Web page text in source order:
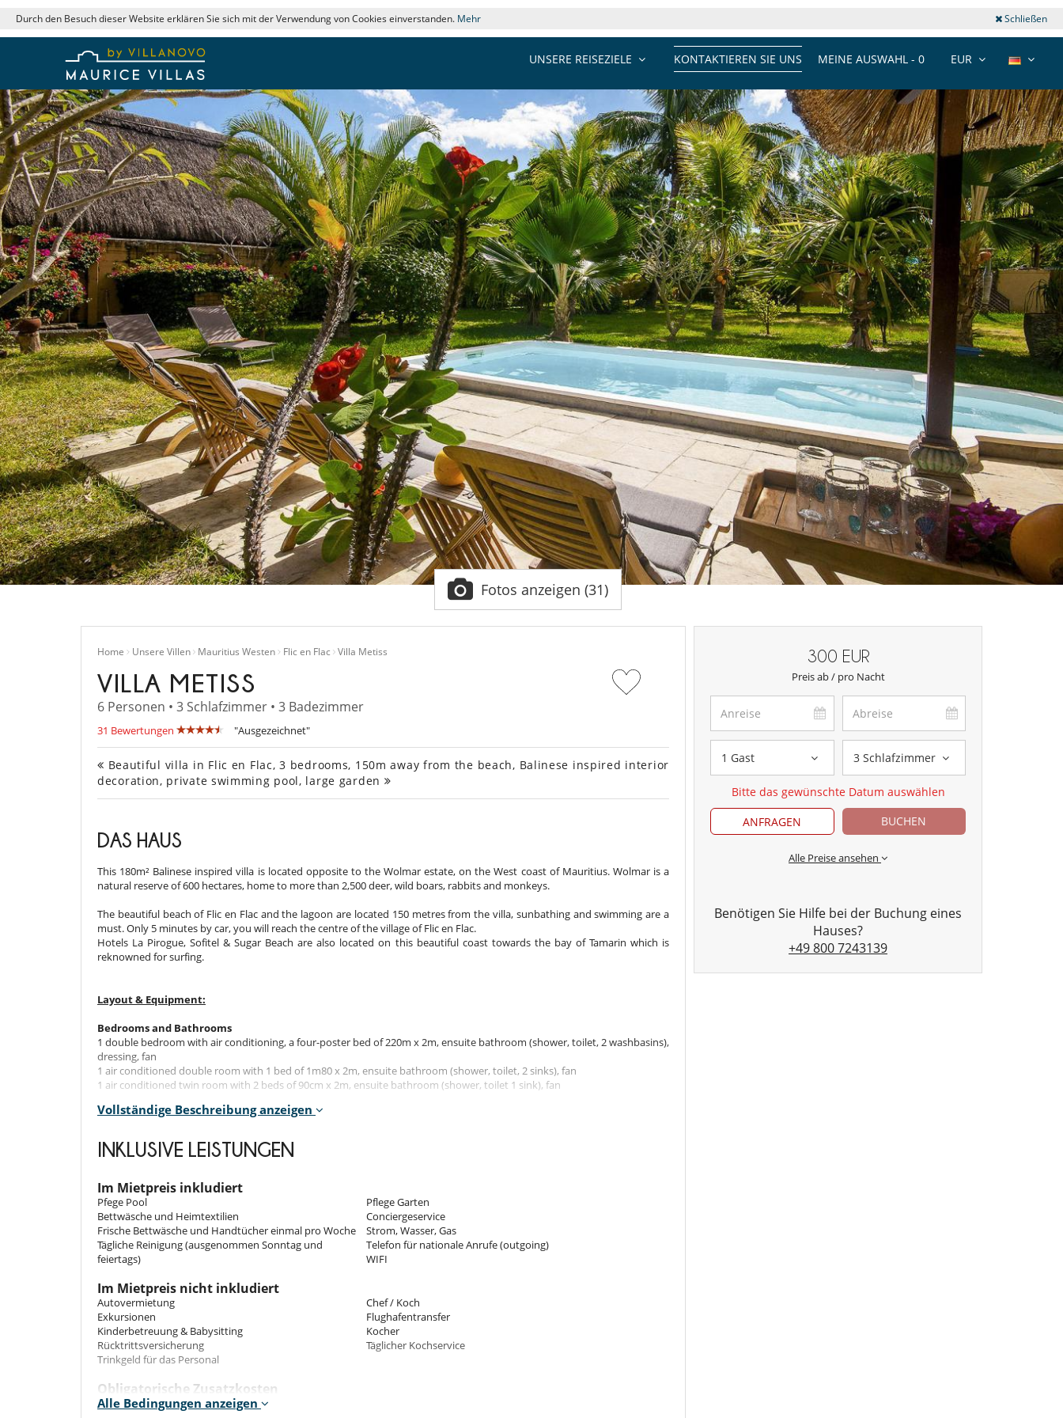
Durch den Besuch dieser Website erklären Sie sich mit der Verwendung von Cookies einverstanden. Mehr Schließen
EUR
MEINE AUSWAHL - 0
KONTAKTIEREN SIE UNS
UNSERE REISEZIELE
Fotos anzeigen (31)
Home Unsere Villen Mauritius Westen Flic en Flac Villa Metiss
VILLA METISS
6 Personen • 3 Schlafzimmer • 3 Badezimmer
31 Bewertungen "Ausgezeichnet"
Beautiful villa in Flic en Flac, 3 bedrooms, 150m away from the beach, Balinese inspired interior
decoration, private swimming pool, large garden
DAS HAUS
This 180m² Balinese inspired villa is located opposite to the Wolmar estate, on the West coast of Mauritius. Wolmar is a
natural reserve of 600 hectares, home to more than 2,500 deer, wild boars, rabbits and monkeys.
The beautiful beach of Flic en Flac and the lagoon are located 150 metres from the villa, sunbathing and swimming are a
must. Only 5 minutes by car, you will reach the centre of the village of Flic en Flac.
Hotels La Pirogue, Sofitel & Sugar Beach are also located on this beautiful coast towards the bay of Tamarin which is
reknowned for surfing.
Layout & Equipment:
Bedrooms and Bathrooms
1 double bedroom with air conditioning, a four-poster bed of 220m x 2m, ensuite bathroom (shower, toilet, 2 washbasins),
dressing, fan
1 air conditioned double room with 1 bed of 1m80 x 2m, ensuite bathroom (shower, toilet, 2 sinks), fan
1 air conditioned twin room with 2 beds of 90cm x 2m, ensuite bathroom (shower, toilet 1 sink), fan
Living areas
Outside
BBQ
A laundry room with toilet
A rectangular swimming pool - 7m x 4m
600m² fully fenced garden
Notes:
The villas have a solar water heater and a generator
The housekeeper comes from Monday to Saturday 3 hours in the morning for the complete cleaning of the villa. She does
not cook.
On the other hand, the cook Raki who lives next door, cooks at her home, can do the shopping and deliver the meals to
the villa at the time that suits you.
Menus and payment are made directly to her.
Ausstattung, Veranstaltungen
Vollständige Beschreibung anzeigen
INKLUSIVE LEISTUNGEN
Im Mietpreis inkludiert
Pfege Pool
Pflege Garten
Bettwäsche und Heimtextilien
Conciergeservice
Frische Bettwäsche und Handtücher einmal pro Woche
Strom, Wasser, Gas
Tägliche Reinigung (ausgenommen Sonntag und
feiertags)
Telefon für nationale Anrufe (outgoing)
WIFI
Im Mietpreis nicht inkludiert
Autovermietung
Chef / Koch
Exkursionen
Flughafentransfer
Kinderbetreuung & Babysitting
Kocher
Rücktrittsversicherung
Täglicher Kochservice
Trinkgeld für das Personal
Obligatorische Zusatzkosten
Tourismusentwicklungssteuer : 3.00 EUR Pro
Alle Bedingungen anzeigen
300 EUR
Preis ab / pro Nacht
1 Gast 3 Schlafzimmer
Bitte das gewünschte Datum auswählen
ANFRAGEN
BUCHEN
Alle Preise ansehen
Benötigen Sie Hilfe bei der Buchung eines
Hauses?
+49 800 7243139